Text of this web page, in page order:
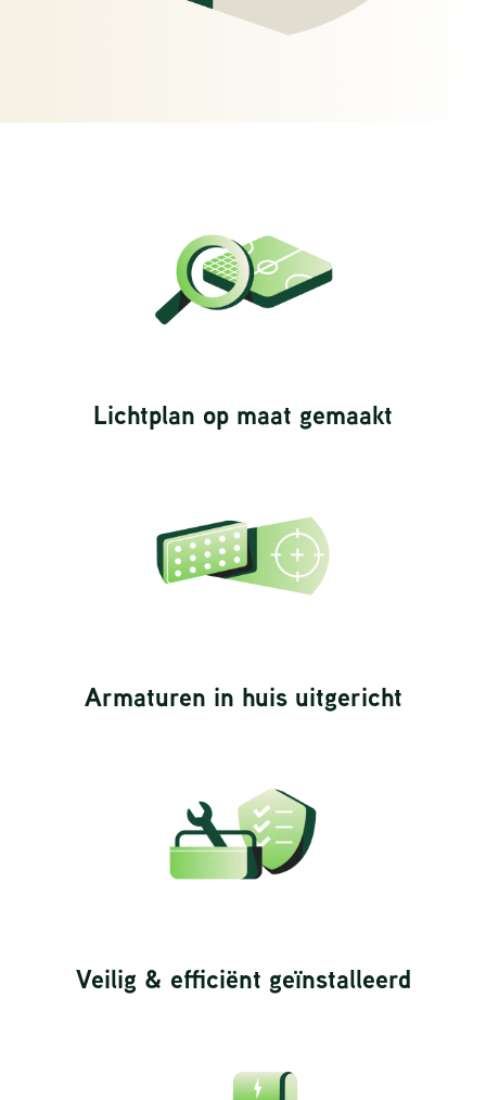
Lichtplan op maat gemaakt
Armaturen in huis uitgericht
Veilig & efficiënt geïnstalleerd